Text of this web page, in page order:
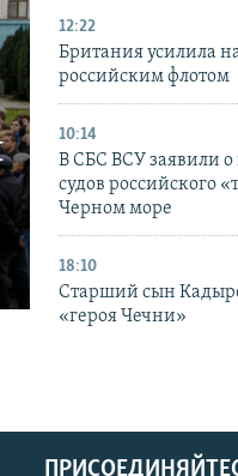
12:22
Британия усилила
российским флотом
10:14
В СБС ВСУ заявили
судов российского
Черном море
18:10
Старший сын
«героя Чечни»